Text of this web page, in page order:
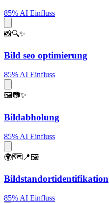
85% AI Einfluss
📸🔍✨
Bild seo optimierung
85% AI Einfluss
🖼️📷✨
Bildabholung
85% AI Einfluss
🌍🗺️📍🖼️
Bildstandortidentifikation
85% AI Einfluss